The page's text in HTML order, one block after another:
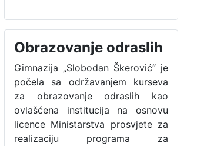
Obrazovanje odraslih
Gimnazija „Slobodan Škerović“ je
počela sa održavanjem kurseva
za obrazovanje odraslih kao
ovlašćena institucija na osnovu
licence Ministarstva prosvjete za
realizaciju programa za